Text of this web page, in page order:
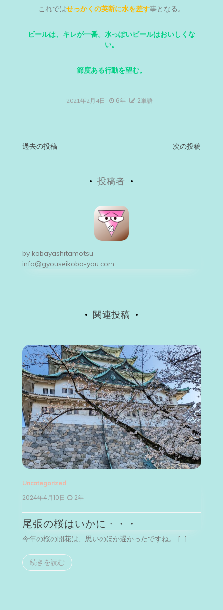
これではせっかくの英断に水を差す事となる。
ビールは、キレが一番。水っぽいビールはおいしくな
い。
節度ある行動を望む。
2021年2月4日 6年 2単語
投
ー
シ
過去の投稿 次の投稿
投稿者
by kobayashitamotsu
info@gyouseikoba-you.com
関連投稿
Uncategorized
2024年4月10日 2年
尾張の桜はいかに・・・
今年の桜の開花は、思いのほか遅かったですね。 […]
続きを読む